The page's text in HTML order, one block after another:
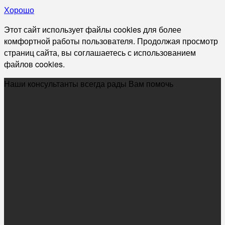
Хорошо
Этот сайт использует файлы cookies для более
комфортной работы пользователя. Продолжая просмотр
страниц сайта, вы соглашаетесь с использованием
файлов cookies.
Наши консультанты всегда рады Вам помочь